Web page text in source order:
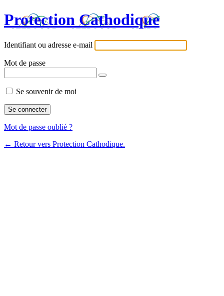
Protection Cathodique
Identifiant ou adresse e-mail
Mot de passe
Se souvenir de moi
Mot de passe oublié ?
← Retour vers Protection Cathodique.